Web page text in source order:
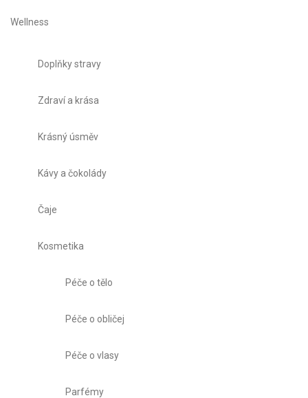
Wellness
Doplňky stravy
Zdraví a krása
Krásný úsměv
Kávy a čokolády
Čaje
Kosmetika
Péče o tělo
Péče o obličej
Péče o vlasy
Parfémy